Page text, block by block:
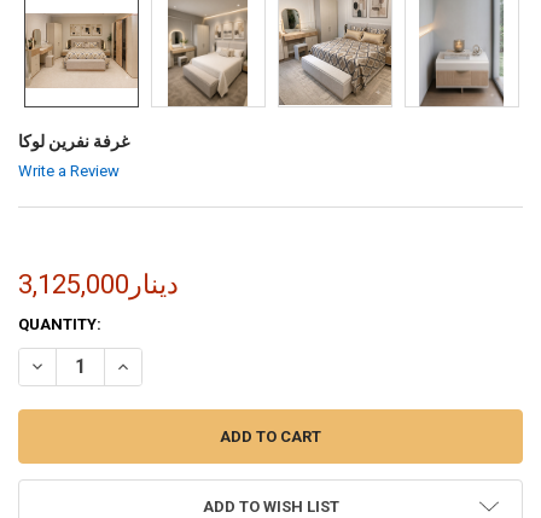
غرفة نفرين لوكا
Write a Review
3,125,000دينار
CURRENT
STOCK:
QUANTITY:
ADD TO WISH LIST